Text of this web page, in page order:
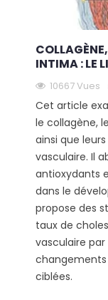
INTIMA : LE
10667 Vues
Cet article
le collagène,
ainsi que
vasculaire. Il
antioxydants
dans le
propose des
taux de
vasculaire
ciblées.